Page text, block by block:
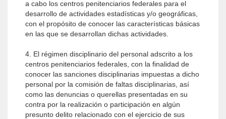
a cabo los centros penitenciarios federales para el
desarrollo de actividades estadísticas y/o geográficas,
con el propósito de conocer las características básicas
en las que se desarrollan dichas actividades.
4. El régimen disciplinario del personal adscrito a los
centros penitenciarios federales, con la finalidad de
conocer las sanciones disciplinarias impuestas a dicho
personal por la comisión de faltas disciplinarias, así
como las denuncias o querellas presentadas en su
contra por la realización o participación en algún
presunto delito relacionado con el ejercicio de sus